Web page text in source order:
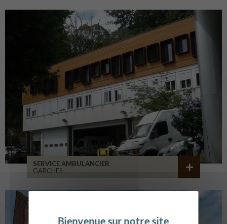
SERVICE AMBULANCIER
GARCHES